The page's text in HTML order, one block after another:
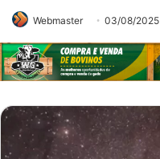
Webmaster 03/08/2025